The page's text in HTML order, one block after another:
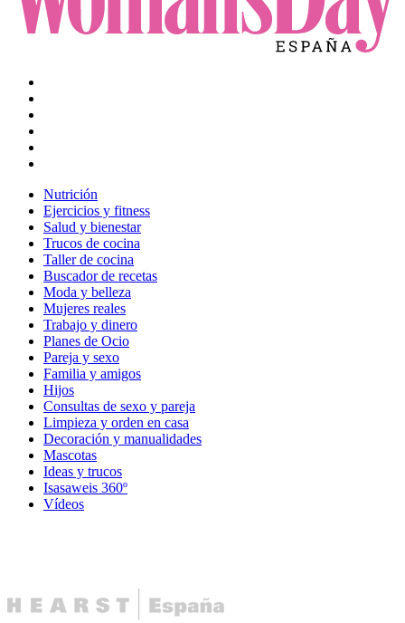
Nutrición
Ejercicios y fitness
Salud y bienestar
Trucos de cocina
Taller de cocina
Buscador de recetas
Moda y belleza
Mujeres reales
Trabajo y dinero
Planes de Ocio
Pareja y sexo
Familia y amigos
Hijos
Consultas de sexo y pareja
Limpieza y orden en casa
Decoración y manualidades
Mascotas
Ideas y trucos
Isasaweis 360º
Vídeos